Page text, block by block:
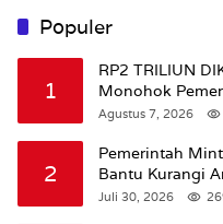
Populer
1
RP2 TRILIUN
Monohok
Amran Soal
Agustus 7, 2026
2
Pemerintah
Bantu Kurangi
Juli 30, 2026